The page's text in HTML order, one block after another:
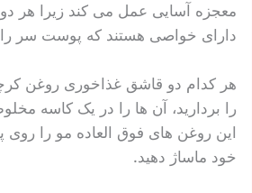
معجزه آسایی عمل می کند زیرا هر
دارای خواصی هستند که پوست سر
هر کدام دو قاشق غذاخوری روغن
را بردارید، آن ها را در یک کاسه
این روغن های فوق العاده مو را
خود ماساژ دهید.